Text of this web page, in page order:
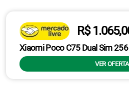
R$
Xiaomi Poco C75 Dual Sim
VER OFERTA